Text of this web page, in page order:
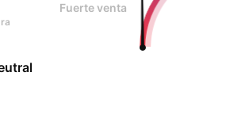
Fuerte venta